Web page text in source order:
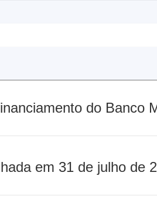
do Banco
em 31 de julho de